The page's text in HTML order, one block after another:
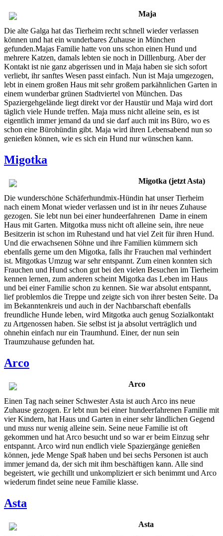
Maja
Die alte Galga hat das Tierheim recht schnell wieder verlassen
können und hat ein wunderbares Zuhause in München
gefunden.Majas Familie hatte von uns schon einen Hund und
mehrere Katzen, damals lebten sie noch in Dilllenburg. Aber der
Kontakt ist nie ganz abgerissen und in Maja haben sie sich sofort
verliebt, ihr sanftes Wesen passt einfach. Nun ist Maja umgezogen,
lebt in einem großen Haus mit sehr großem parkähnlichen Garten in
einem wunderbar grünen Stadtviertel von München. Das
Spaziergehgelände liegt direkt vor der Haustür und Maja wird dort
täglich viele Hunde treffen. Maja muss nicht alleine sein, es ist
eigentlich immer jemand da und sie darf auch mit ins Büro, wo es
schon eine Bürohündin gibt. Maja wird ihren Lebensabend nun so
genießen können, wie es sich ein Hund nur wünschen kann.
Migotka
Migotka (jetzt Asta)
Die wunderschöne Schäferhundmix-Hündin hat unser Tierheim
nach einem Monat wieder verlassen und ist in ihr neues Zuhause
gezogen. Sie lebt nun bei einer hundeerfahrenen Dame in einem
Haus mit Garten. Mitgotka muss nicht oft alleine sein, ihre neue
Besitzerin ist schon im Ruhestand und hat viel Zeit für ihren Hund.
Und die erwachsenen Söhne und ihre Familien kümmern sich
ebenfalls gerne um den Migotka, falls ihr Frauchen mal verhindert
ist. Mitgotkas Umzug war sehr entspannt. Zum einen konnten sich
Frauchen und Hund schon gut bei den vielen Besuchen im Tierheim
kennen lernen, zum anderen scheint Migotka das Leben im Haus
und bei einer Familie schon zu kennen. Sie war absolut entspannt,
lief problemlos die Treppe und zeigte sich von ihrer besten Seite. Da
im Bekanntenkreis und auch in der Nachbarschaft ebenfalls
freundliche Hunde leben, wird Mitgotka auch genug Sozialkontakt
zu Artgenossen haben. Sie selbst ist ja absolut verträglich und
ohnehin einfach nur ein Traumhund. Einer, der nun sein
Traumzuhause gefunden hat.
Arco
Arco
Einen Tag nach seiner Schwester Asta ist auch Arco ins neue
Zuhause gezogen. Er lebt nun bei einer hundeerfahrenen Familie mit
vier Kindern, hat Haus und Garten in einer sehr ländlichen Gegend
und muss nur wenig alleine sein. Seine neue Familie ist oft
gekommen und hat Arco besucht und so war er beim Einzug sehr
entspannt. Arco wird nun endlich viele Spaziergänge genießen
können, jede Menge Spaß haben und bei sechs Personen ist auch
immer jemand da, der sich mit ihm beschäftigen kann. Alle sind
begeistert, wie gechillt und unkompliziert er sich benimmt und Arco
wiederum findet seine neue Familie klasse.
Asta
Asta